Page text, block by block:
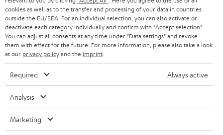
n
m
e
l
d
u
n
g
Kategorien
HEIMKINO
HEIMKINO-KOMPLETTANLAGEN
SOUNDBARS
STEREO
SMART HOME
Unternehmen
SUPPORT
KARRIERE
PRESSE & MARKETING
GESCHÄFTSKUNDEN
ÖSTERREICH
cookies as well as to the transfer and processing of your data in countries
outside the EU/EEA. For an individual selection, you can also activate or
deactivate each category individually and confirm with "Accept selection"
You can adjust all consents at any time under "Data settings" and revoke
them with effect for the future. For more information, please also take a look
at our privacy policyand the imprint
Required Always active
Analysis
Marketing